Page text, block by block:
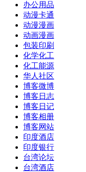
办公用品
动漫卡通
动漫漫画
动画漫画
包装印刷
化学化工
化工能源
华人社区
博客微博
博客日志
博客日记
博客相册
博客网站
印度酒店
印度银行
台湾论坛
台湾酒店